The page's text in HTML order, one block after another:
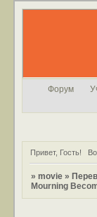
Форум
Привет, Гость!
»movie »
Mourning